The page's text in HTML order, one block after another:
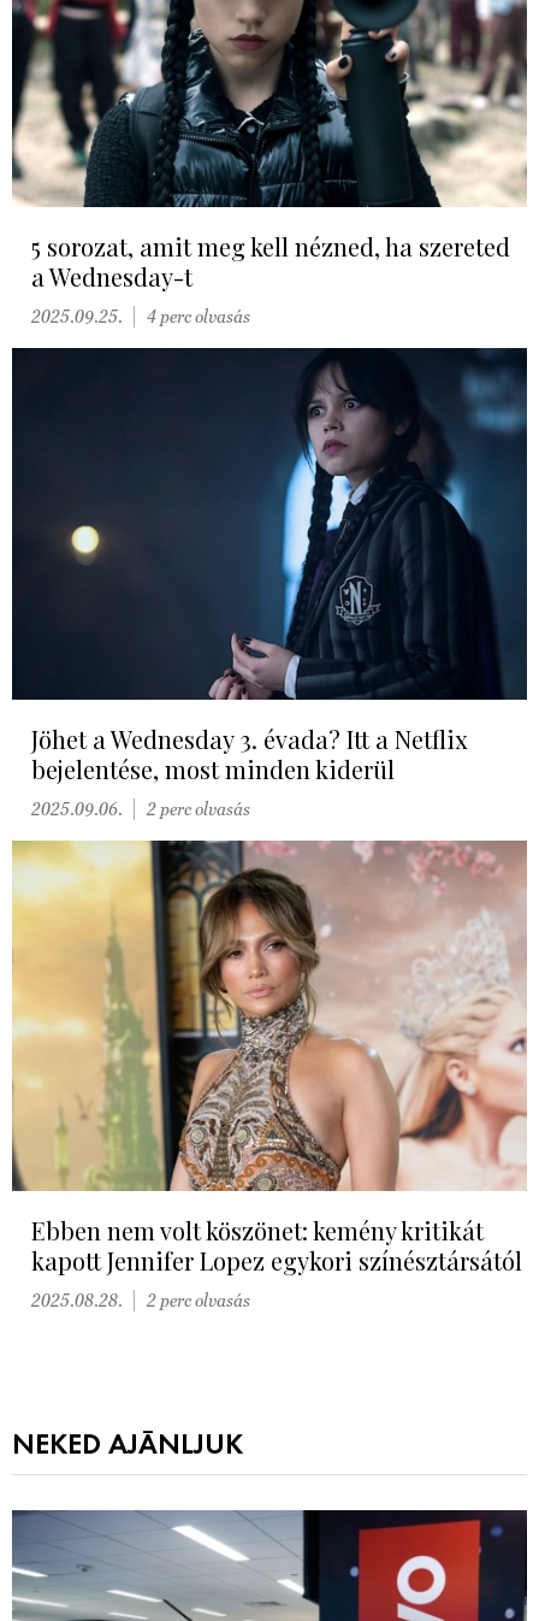
5 sorozat, amit meg kell nézned, ha szereted
a Wednesday-t
2025.09.25. 4 perc olvasás
Jöhet a Wednesday 3. évada? Itt a Netflix
bejelentése, most minden kiderül
2025.09.06. 2 perc olvasás
Ebben nem volt köszönet: kemény kritikát
kapott Jennifer Lopez egykori színésztársától
2025.08.28. 2 perc olvasás
NEKED AJÁNLJUK